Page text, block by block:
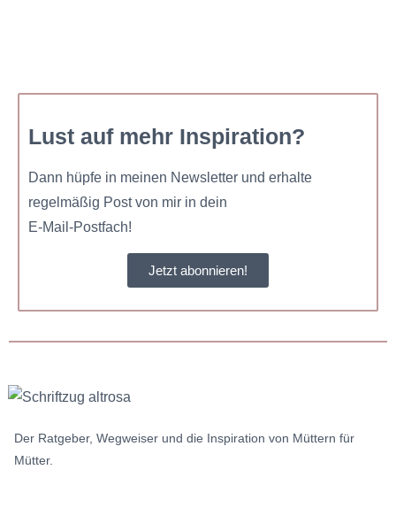
Lust auf mehr Inspiration?
Dann hüpfe in meinen Newsletter und erhalte
regelmäßig Post von mir in dein
E-Mail-Postfach!
Jetzt abonnieren!
Der Ratgeber, Wegweiser und die Inspiration von Müttern für
Mütter.